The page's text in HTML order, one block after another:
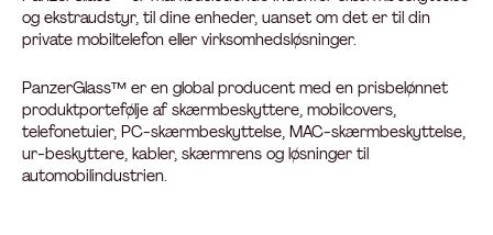
og ekstraudstyr, til dine enheder, uanset om det er til din
private mobiltelefon eller virksomhedsløsninger.
PanzerGlass™ er en global producent med en prisbelønnet
produktportefølje af skærmbeskyttere, mobilcovers,
telefonetuier, PC-skærmbeskyttelse, MAC-skærmbeskyttelse,
ur-beskyttere, kabler, skærmrens og løsninger til
automobilindustrien.